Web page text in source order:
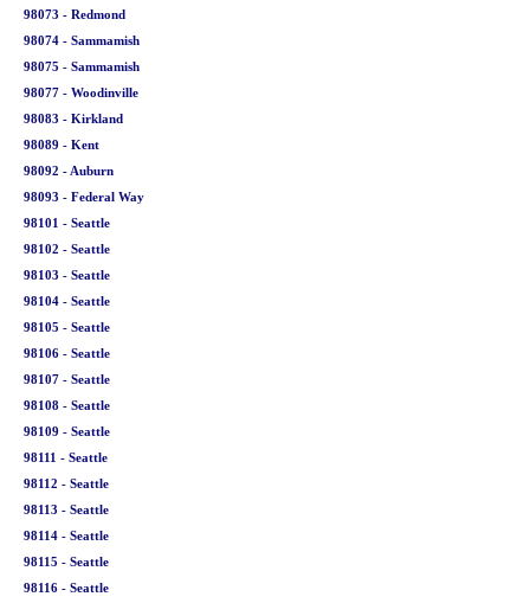
98073 - Redmond
98074 - Sammamish
98075 - Sammamish
98077 - Woodinville
98083 - Kirkland
98089 - Kent
98092 - Auburn
98093 - Federal Way
98101 - Seattle
98102 - Seattle
98103 - Seattle
98104 - Seattle
98105 - Seattle
98106 - Seattle
98107 - Seattle
98108 - Seattle
98109 - Seattle
98111 - Seattle
98112 - Seattle
98113 - Seattle
98114 - Seattle
98115 - Seattle
98116 - Seattle